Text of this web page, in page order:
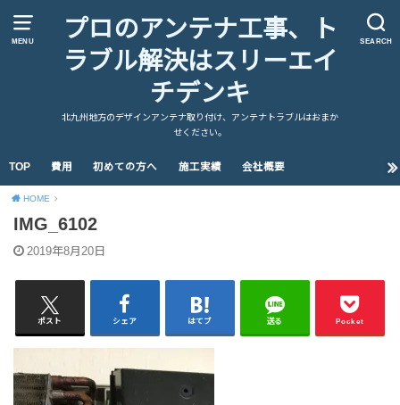
MENU SEARCH
プロのアンテナ工事、ト
ラブル解決はスリーエイ
チデンキ
北九州地方のデザインアンテナ取り付け、アンテナトラブルはおまか
せください。
TOP 費用 初めての方へ 施工実績 会社概要
HOME
IMG_6102
2019年8月20日
ポスト シェア はてブ 送る Pocket